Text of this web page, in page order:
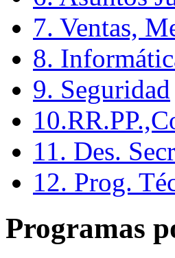
7. Ventas,
8.
9. Seguridad
11. Des.
12. Prog.
Programas